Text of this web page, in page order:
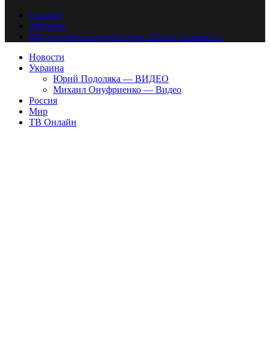
Главная
Авторам
Владельцам авторских прав. Ответственности.
Новости
Украина
Юрий Подоляка — ВИДЕО
Михаил Онуфриенко — Видео
Россия
Мир
ТВ Онлайн